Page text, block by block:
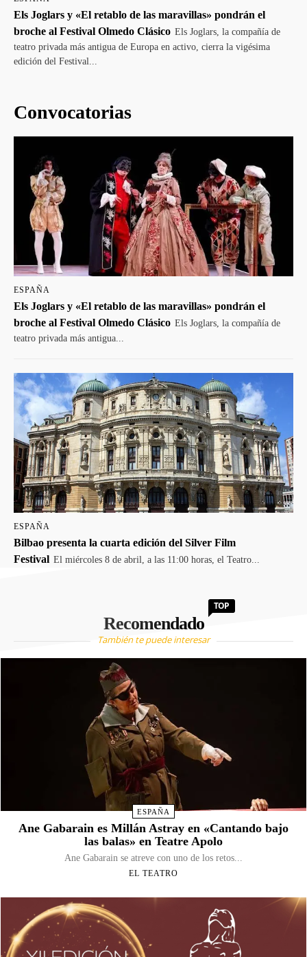
Els Joglars y «El retablo de las maravillas» pondrán el
broche al Festival Olmedo Clásico Els Joglars, la compañía de
teatro privada más antigua de Europa en activo, cierra la vigésima
edición del Festival...
Convocatorias
ESPAÑA
Els Joglars y «El retablo de las maravillas» pondrán el
broche al Festival Olmedo Clásico Els Joglars, la compañía de
teatro privada más antigua...
ESPAÑA
Bilbao presenta la cuarta edición del Silver Film
Festival El miércoles 8 de abril, a las 11:00 horas, el Teatro...
Recomendado
TOP
También te puede interesar
ESPAÑA
Ane Gabarain es Millán Astray en «Cantando bajo
las balas» en Teatre Apolo
Ane Gabarain se atreve con uno de los retos...
EL TEATRO